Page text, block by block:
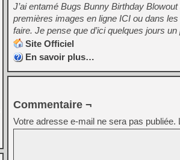
J’ai entamé Bugs Bunny Birthday
premières images en ligne ICI ou dans
faire. Je pense que d’ici quelques jours
Site Officiel
En savoir plus…
Commentaire ¬
Votre adresse e-mail ne sera pas publiée.